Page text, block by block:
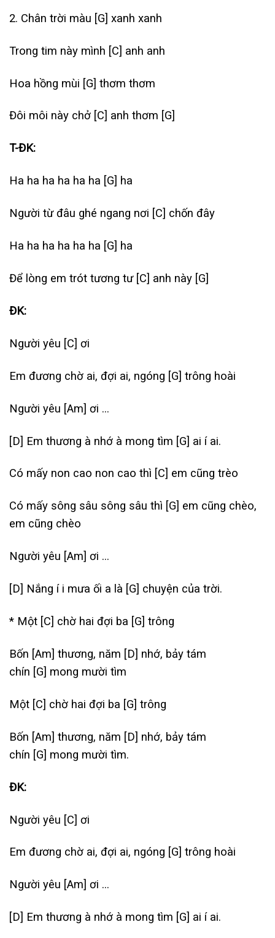
2. Chân trời màu [G] xanh xanh
Trong tim này mình [C] anh anh
Hoa hồng mùi [G] thơm thơm
Đôi môi này chở [C] anh thơm [G]
T-ĐK:
Ha ha ha ha ha ha [G] ha
Người từ đâu ghé ngang nơi [C] chốn đây
Ha ha ha ha ha ha [G] ha
Để lòng em trót tương tư [C] anh này [G]
ĐK:
Người yêu [C] ơi
Em đương chờ ai, đợi ai, ngóng [G] trông hoài
Người yêu [Am] ơi …
[D] Em thương à nhớ à mong tìm [G] ai í ai.
Có mấy non cao non cao thì [C] em cũng trèo
Có mấy sông sâu sông sâu thì [G] em cũng chèo,
em cũng chèo
Người yêu [Am] ơi …
[D] Nắng í i mưa ối a là [G] chuyện của trời.
* Một [C] chờ hai đợi ba [G] trông
Bốn [Am] thương, năm [D] nhớ, bảy tám
chín [G] mong mười tìm
Một [C] chờ hai đợi ba [G] trông
Bốn [Am] thương, năm [D] nhớ, bảy tám
chín [G] mong mười tìm.
ĐK:
Người yêu [C] ơi
Em đương chờ ai, đợi ai, ngóng [G] trông hoài
Người yêu [Am] ơi …
[D] Em thương à nhớ à mong tìm [G] ai í ai.